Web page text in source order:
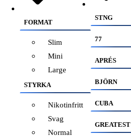
FORMAT
Slim
Mini
Large
STYRKA
Nikotinfritt
Svag
Normal
STNG
77
APRÉS
BJÖRN
CUBA
GREATEST